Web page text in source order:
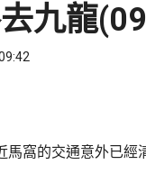
九龍
窩的交通意外已經